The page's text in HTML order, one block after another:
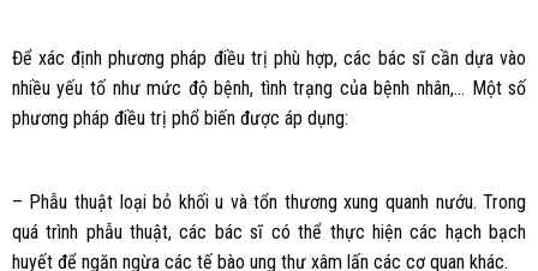
Để xác định phương pháp điều trị phù hợp, các bác sĩ cần dựa vào
nhiều yếu tố như mức độ bệnh, tình trạng của bệnh nhân,… Một số
phương pháp điều trị phổ biến được áp dụng:
– Phẫu thuật loại bỏ khối u và tổn thương xung quanh nướu. Trong
quá trình phẫu thuật, các bác sĩ có thể thực hiện các hạch bạch
huyết để ngăn ngừa các tế bào ung thư xâm lấn các cơ quan khác.